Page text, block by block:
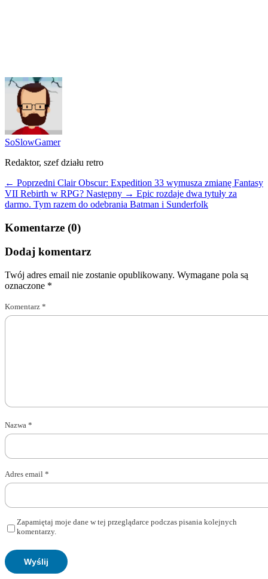
SoSlowGamer
Redaktor, szef działu retro
← Poprzedni Clair Obscur: Expedition 33 wymusza zmianę Fantasy
VII Rebirth w RPG? Następny → Epic rozdaje dwa tytuły za
darmo. Tym razem do odebrania Batman i Sunderfolk
Komentarze (0)
Dodaj komentarz
Twój adres email nie zostanie opublikowany. Wymagane pola są
oznaczone *
Komentarz *
Nazwa *
Adres email *
Zapamiętaj moje dane w tej przeglądarce podczas pisania kolejnych
komentarzy.